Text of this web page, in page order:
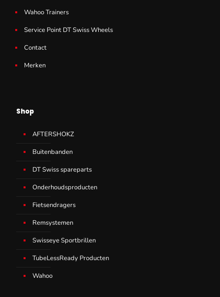
Wahoo Trainers
Service Point DT Swiss Wheels
Contact
Merken
Shop
AFTERSHOKZ
Buitenbanden
DT Swiss spareparts
Onderhoudsproducten
Fietsendragers
Remsystemen
Swisseye Sportbrillen
TubeLessReady Producten
Wahoo